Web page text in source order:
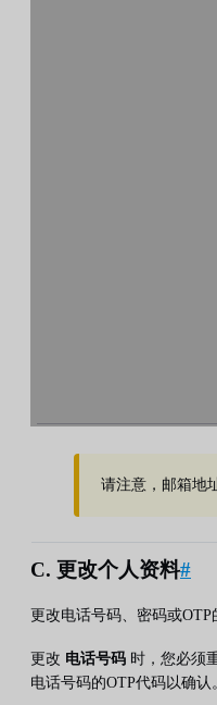
请注意，邮箱地
C. 更改个人资料#
更改电话号码、密码或
更改 电话号码 时，您必须
电话号码的OTP代码以确认